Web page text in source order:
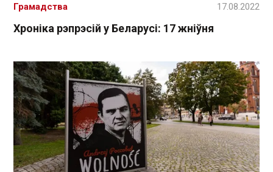
Хроніка рэпрэсій у Беларусі: 17 жніўня
Грамадства 17.08.2022